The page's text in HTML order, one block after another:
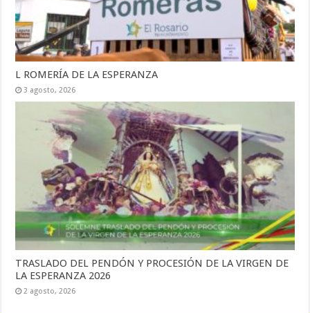
L ROMERÍA DE LA ESPERANZA
3 agosto, 2026
TRASLADO DEL PENDÓN Y PROCESIÓN DE LA VIRGEN DE
LA ESPERANZA 2026
2 agosto, 2026